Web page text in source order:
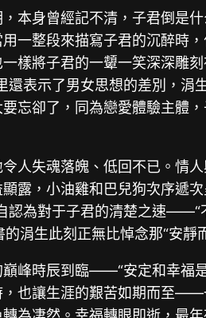
本身曾經記不清，子君倒是
一整段來描寫子君的沉醉時
將子君的一顰一笑深深雕
表示了男女思想的差別，
忘卻了，同為戀愛體驗主體
人失魂落魄、低回不已。情
露，小油雞和巴兒狗次序
為對于子君的清楚之速
涓生此刻正無比悼念那“安靜
峰時辰到臨——“安定和幸
也讓生涯的艱苦如期而至